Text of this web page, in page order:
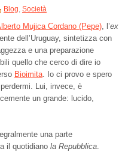
Blog, Società
Mujica Cordano (Pepe), l’ex
dell’Uruguay, sintetizza con
e una preparazione
quello che cerco di dire io
Bioimita. Io ci provo e spero
Lui, invece, è
un grande: lucido,
una parte
il quotidiano la Repubblica.